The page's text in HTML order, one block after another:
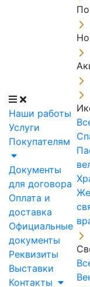
Наши работы
Услуги
Покупателям
Документы
для договора
Оплата и
доставка
Официальные
документы
Реквизиты
Выставки
Контакты